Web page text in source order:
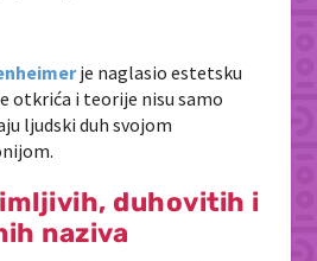
je naglasio estetsku
otkrića i teorije nisu samo
ljudski duh svojom
duhovitih i
naziva